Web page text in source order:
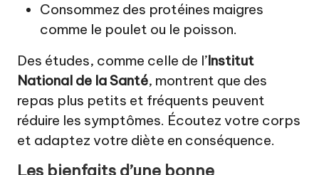
Consommez des protéines maigres
comme le poulet ou le poisson.
Des études, comme celle de l’Institut
National de la Santé, montrent que des
repas plus petits et fréquents peuvent
réduire les symptômes. Écoutez votre corps
et adaptez votre diète en conséquence.
Les bienfaits d’une bonne